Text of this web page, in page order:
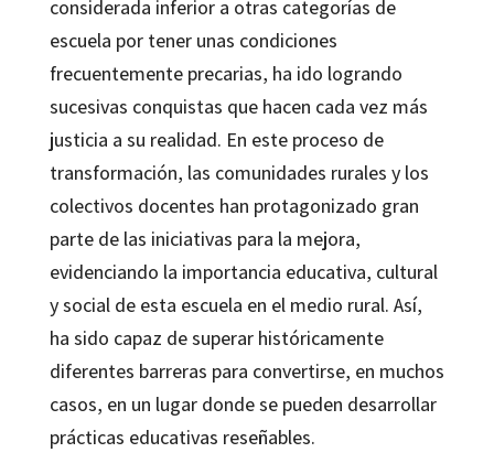
considerada inferior a otras categorías de
escuela por tener unas condiciones
frecuentemente precarias, ha ido logrando
sucesivas conquistas que hacen cada vez más
justicia a su realidad. En este proceso de
transformación, las comunidades rurales y los
colectivos docentes han protagonizado gran
parte de las iniciativas para la mejora,
evidenciando la importancia educativa, cultural
y social de esta escuela en el medio rural. Así,
ha sido capaz de superar históricamente
diferentes barreras para convertirse, en muchos
casos, en un lugar donde se pueden desarrollar
prácticas educativas reseñables.